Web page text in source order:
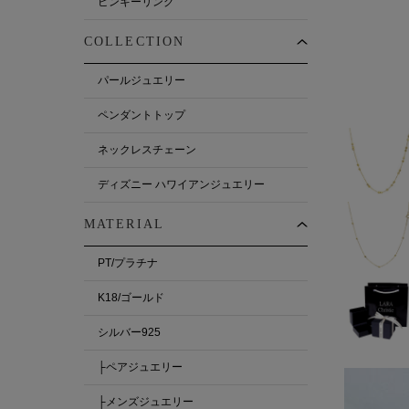
COLLECTION
パールジュエリー
ペンダントトップ
ネックレスチェーン
ディズニー ハワイアンジュエリー
MATERIAL
PT/プラチナ
K18/ゴールド
シルバー925
├ペアジュエリー
├メンズジュエリー